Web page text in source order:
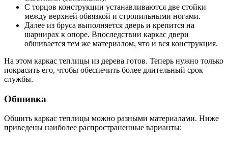
С торцов конструкции устанавливаются две стойки
между верхней обвязкой и стропильными ногами.
Далее из бруса выполняется дверь и крепится на
шарнирах к опоре. Впоследствии каркас двери
обшивается тем же материалом, что и вся конструкция.
На этом каркас теплицы из дерева готов. Теперь нужно только
покрасить его, чтобы обеспечить более длительный срок
службы.
Обшивка
Обшить каркас теплицы можно разными материалами. Ниже
приведены наиболее распространенные варианты: